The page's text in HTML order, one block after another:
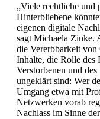
„Viele rechtliche und
Hinterbliebene
eigenen digitale
sagt Michaela Zinke.
die Vererbbarkeit
Inhalte, die Rolle des
Verstorbenen und
ungeklärt sind: Wer
Umgang etwa mit
Netzwerken vorab
Nachlass im Sinne